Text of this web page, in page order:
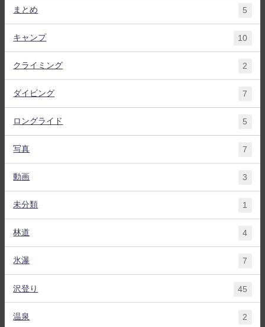
まとめ 5
キャンプ 10
クライミング 2
ダイビング 7
ロングライド 5
写真 7
動画 3
未分類 1
林道 4
氷瀑 7
沢登り 45
温泉 2